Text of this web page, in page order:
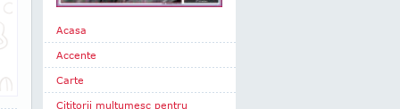
Acasa
Accente
Carte
Cititorii multumesc pentru